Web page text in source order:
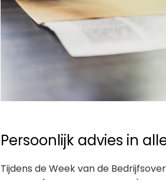
Persoonlijk advies in
Tijdens de Week van de